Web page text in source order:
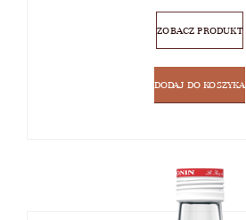
ZOBACZ PRODUKT
DODAJ DO KOSZYKA